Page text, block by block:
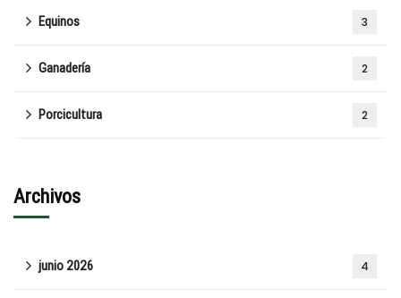
Equinos 3
Ganadería 2
Porcicultura 2
Archivos
junio 2026 4